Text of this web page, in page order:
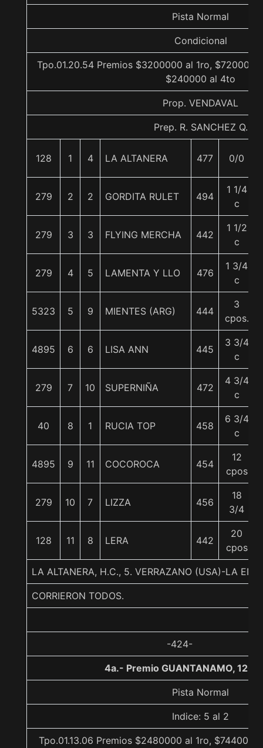
Pista Normal
Condicional
Tpo.01.20.54 Premios $3200000 al 1ro, $720000
$240000 al 4to
Prop. VENDAVAL
Prep. R. SANCHEZ Q.
128 1 4 LA ALTANERA 477 0/0
279 2 2 GORDITA RULET 494
1 1/4
c
279 3 3 FLYING MERCHA 442
1 1/2
c
279 4 5 LAMENTA Y LLO 476
1 3/4
c
5323 5 9 MIENTES (ARG) 444
3
cpos.
4895 6 6 LISA ANN 445
3 3/4
c
279 7 10 SUPERNIÑA 472
4 3/4
c
40 8 1 RUCIA TOP 458
6 3/4
c
4895 9 11 COCOROCA 454
12
cpos
279 10 7 LIZZA 456
18
3/4
128 11 8 LERA 442
20
cpos
LA ALTANERA, H.C., 5. VERRAZANO (USA)-LA
CORRIERON TODOS.
-424-
4a.- Premio GUANTANAMO,
Pista Normal
Indice: 5 al 2
Tpo.01.13.06 Premios $2480000 al 1ro, $744000